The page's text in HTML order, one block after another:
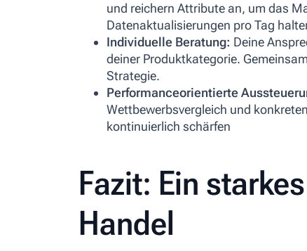
und reichern Attribute an, um das
Datenaktualisierungen pro Tag
Individuelle Beratung: Deine
deiner Produktkategorie.
Strategie.
Performanceorientierte
Wettbewerbsvergleich und
kontinuierlich schärfen
Fazit: Ein
Handel